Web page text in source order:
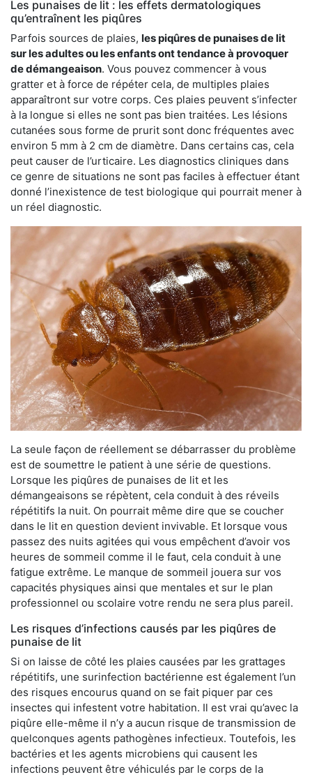
Les punaises de lit : les effets dermatologiques
qu’entraînent les piqûres
Parfois sources de plaies, les piqûres de punaises de lit
sur les adultes ou les enfants ont tendance à provoquer
de démangeaison. Vous pouvez commencer à vous
gratter et à force de répéter cela, de multiples plaies
apparaîtront sur votre corps. Ces plaies peuvent s’infecter
à la longue si elles ne sont pas bien traitées. Les lésions
cutanées sous forme de prurit sont donc fréquentes avec
environ 5 mm à 2 cm de diamètre. Dans certains cas, cela
peut causer de l’urticaire. Les diagnostics cliniques dans
ce genre de situations ne sont pas faciles à effectuer étant
donné l’inexistence de test biologique qui pourrait mener à
un réel diagnostic.
La seule façon de réellement se débarrasser du problème
est de soumettre le patient à une série de questions.
Lorsque les piqûres de punaises de lit et les
démangeaisons se répètent, cela conduit à des réveils
répétitifs la nuit. On pourrait même dire que se coucher
dans le lit en question devient invivable. Et lorsque vous
passez des nuits agitées qui vous empêchent d’avoir vos
heures de sommeil comme il le faut, cela conduit à une
fatigue extrême. Le manque de sommeil jouera sur vos
capacités physiques ainsi que mentales et sur le plan
professionnel ou scolaire votre rendu ne sera plus pareil.
Les risques d’infections causés par les piqûres de
punaise de lit
Si on laisse de côté les plaies causées par les grattages
répétitifs, une surinfection bactérienne est également l’un
des risques encourus quand on se fait piquer par ces
insectes qui infestent votre habitation. Il est vrai qu’avec la
piqûre elle-même il n’y a aucun risque de transmission de
quelconques agents pathogènes infectieux. Toutefois, les
bactéries et les agents microbiens qui causent les
infections peuvent être véhiculés par le corps de la